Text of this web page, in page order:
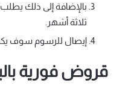
بالإضافة إلى ذلك
ثلاثة أشهر.
إيصال للرسوم سوف
قروض فورية